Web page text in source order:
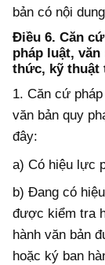
bản có nội
Điều 6. Căn
pháp luật, văn
thức, kỹ thuật
1. Căn cứ
văn bản quy
đây:
a) Có hiệu lực
b) Đang có
được kiểm tra
hành văn bản
hoặc ký ban